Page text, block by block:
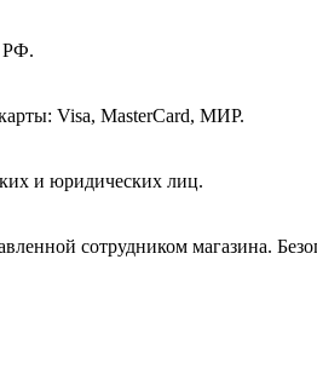
РФ.
Visa, MasterCard, МИР.
и юридических лиц.
сотрудником магазина.